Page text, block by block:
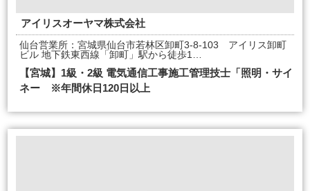
アイリスオーヤマ株式会社
仙台営業所：宮城県仙台市若林区卸町3‐8‐103 アイリス卸町
ビル 地下鉄東西線「卸町」駅から徒歩1…
【宮城】1級・2級 電気通信工事施工管理技士「照明・サイ
ネー ※年間休日120日以上